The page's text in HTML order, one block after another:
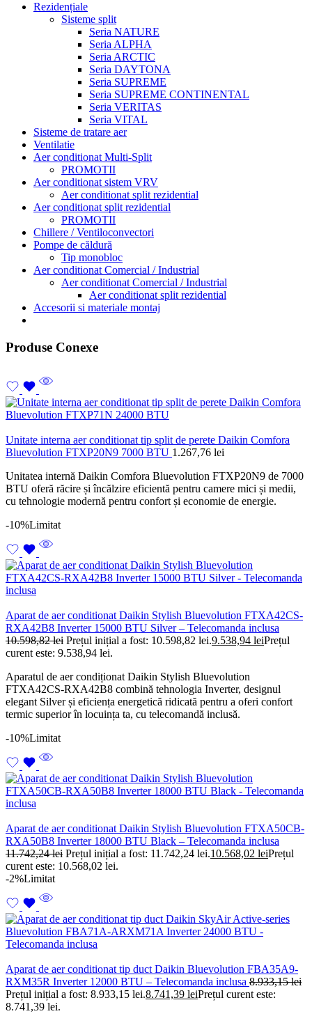
Rezidențiale
Sisteme split
Seria NATURE
Seria ALPHA
Seria ARCTIC
Seria DAYTONA
Seria SUPREME
Seria SUPREME CONTINENTAL
Seria VERITAS
Seria VITAL
Sisteme de tratare aer
Ventilatie
Aer conditionat Multi-Split
PROMOTII
Aer conditionat sistem VRV
Aer conditionat split rezidential
Aer conditionat split rezidential
PROMOTII
Chillere / Ventiloconvectori
Pompe de căldură
Tip monobloc
Aer conditionat Comercial / Industrial
Aer conditionat Comercial / Industrial
Aer conditionat split rezidential
Accesorii si materiale montaj
Produse Conexe
Unitate interna aer conditionat tip split de perete Daikin Comfora
Bluevolution FTXP20N9 7000 BTU 1.267,76 lei
Unitatea internă Daikin Comfora Bluevolution FTXP20N9 de 7000
BTU oferă răcire și încălzire eficientă pentru camere mici și medii,
cu tehnologie modernă pentru confort și economie de energie.
-10%Limitat
Aparat de aer conditionat Daikin Stylish Bluevolution FTXA42CS-
RXA42B8 Inverter 15000 BTU Silver – Telecomanda inclusa
10.598,82lei Prețul inițial a fost: 10.598,82 lei.9.538,94 leiPrețul
curent este: 9.538,94 lei.
Aparatul de aer condiționat Daikin Stylish Bluevolution
FTXA42CS-RXA42B8 combină tehnologia Inverter, designul
elegant Silver și eficiența energetică ridicată pentru a oferi confort
termic superior în locuința ta, cu telecomandă inclusă.
-10%Limitat
Aparat de aer conditionat Daikin Stylish Bluevolution FTXA50CB-
RXA50B8 Inverter 18000 BTU Black – Telecomanda inclusa
11.742,24lei Prețul inițial a fost: 11.742,24 lei.10.568,02 leiPrețul
curent este: 10.568,02 lei.
-2%Limitat
Aparat de aer conditionat tip duct Daikin Bluevolution FBA35A9-
RXM35R Inverter 12000 BTU – Telecomanda inclusa 8.933,15lei
Prețul inițial a fost: 8.933,15 lei.8.741,39 leiPrețul curent este:
8.741,39 lei.